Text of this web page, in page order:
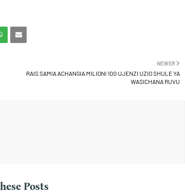
NEWER
RAIS SAMIA ACHANGIA MILIONI 100 UJENZI UZIO SHULE YA
WASICHANA RUVU
Posts